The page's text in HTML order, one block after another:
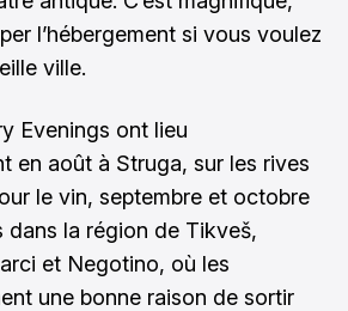
l’hébergement si vous voulez
ville.
Evenings ont lieu
en août à Struga, sur les rives
le vin, septembre et octobre
dans la région de Tikveš,
et Negotino, où les
une bonne raison de sortir